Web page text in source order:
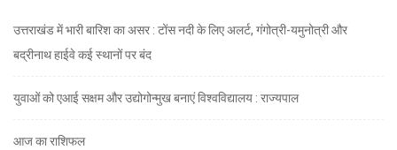
उत्तराखंड में भारी बारिश का असर : टोंस नदी के लिए अलर्ट, गंगोत्री-यमुनोत्री और
बद्रीनाथ हाईवे कई स्थानों पर बंद
युवाओं को एआई सक्षम और उद्योगोन्मुख बनाएं विश्वविद्यालय : राज्यपाल
आज का राशिफल